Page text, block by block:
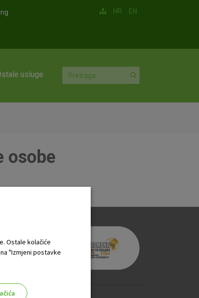
HR EN
usluge
osobe
Ostale kolačiće
"Izmjeni postavke